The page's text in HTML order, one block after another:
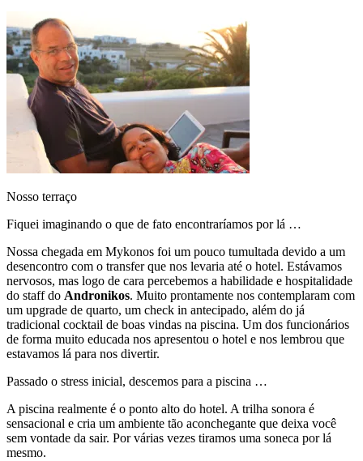
Nosso terraço
Fiquei imaginando o que de fato encontraríamos por lá …
Nossa chegada em Mykonos foi um pouco tumultada devido a um
desencontro com o transfer que nos levaria até o hotel. Estávamos
nervosos, mas logo de cara percebemos a habilidade e hospitalidade
do staff do Andronikos. Muito prontamente nos contemplaram com
um upgrade de quarto, um check in antecipado, além do já
tradicional cocktail de boas vindas na piscina. Um dos funcionários
de forma muito educada nos apresentou o hotel e nos lembrou que
estavamos lá para nos divertir.
Passado o stress inicial, descemos para a piscina …
A piscina realmente é o ponto alto do hotel. A trilha sonora é
sensacional e cria um ambiente tão aconchegante que deixa você
sem vontade da sair. Por várias vezes tiramos uma soneca por lá
mesmo.